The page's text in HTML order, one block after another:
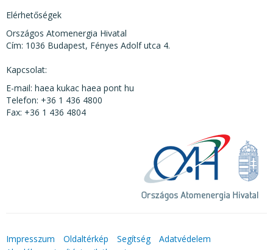
Elérhetőségek
Országos Atomenergia Hivatal
Cím: 1036 Budapest, Fényes Adolf utca 4.
Kapcsolat:
E-mail: haea kukac haea pont hu
Telefon: +36 1 436 4800
Fax: +36 1 436 4804
Impresszum Oldaltérkép Segítség
Adatvédelem